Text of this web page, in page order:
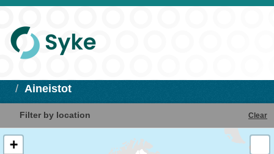
Aineistot
Filter by location Clear
+